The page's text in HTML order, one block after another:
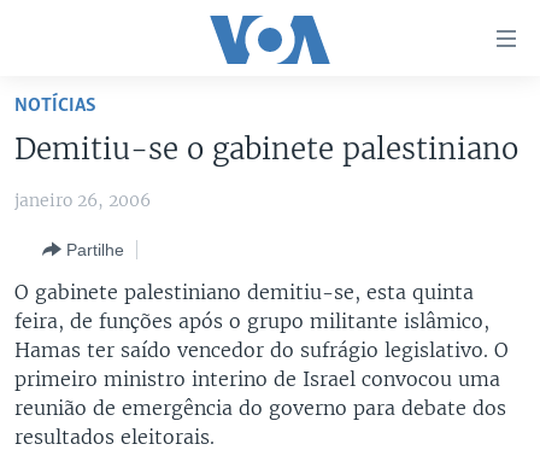
Acesso
para
artigo
principal
Navegação
principal
para
Pesquisa
MOÇAMBIQUE
ESTADOS UNIDOS
GUINÉ-BISSAU
ÁFRICA E MUNDO
BRASIL
DOSSIERS ESPECIAIS
SAÚDE EM FOCO
VÍDEO
VÍDEOS
VOA60 ÁFRICA
VOA 60 CLIMA
VOA60 MUNDO
ÁUDIO
ENTRETENIMENTO
SIGA-NOS
NOTÍCIAS
Demitiu-se o gabinete palestiniano
janeiro 26, 2006
Partilhe
O gabinete palestiniano demitiu-se, esta quinta
feira, de funções após o grupo militante islâmico,
Hamas ter saído vencedor do sufrágio legislativo. O
primeiro ministro interino de Israel convocou uma
reunião de emergência do governo para debate dos
resultados eleitorais.